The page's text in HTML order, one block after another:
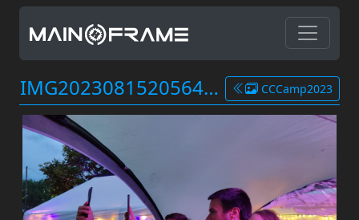
IMG20230815205641.jpg CCCamp2023